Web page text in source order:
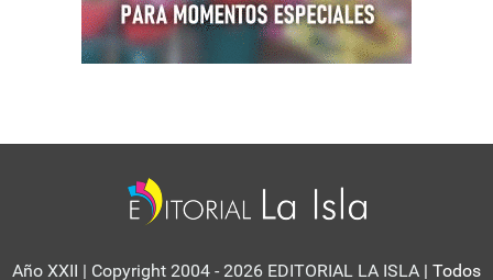
Año XXII | Copyright 2004 - 2026 EDITORIAL LA ISLA | Todos